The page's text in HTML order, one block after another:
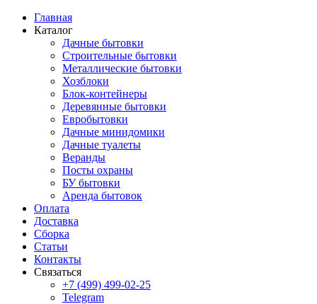
Главная
Каталог
Дачные бытовки
Строительные бытовки
Металлические бытовки
Хозблоки
Блок-контейнеры
Деревянные бытовки
Евробытовки
Дачные минидомики
Дачные туалеты
Веранды
Посты охраны
БУ бытовки
Аренда бытовок
Оплата
Доставка
Сборка
Статьи
Контакты
Связаться
+7 (499) 499-02-25
Telegram